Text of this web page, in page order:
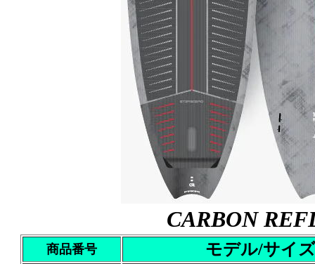
CARBON
商品番号 モデル/サイズ